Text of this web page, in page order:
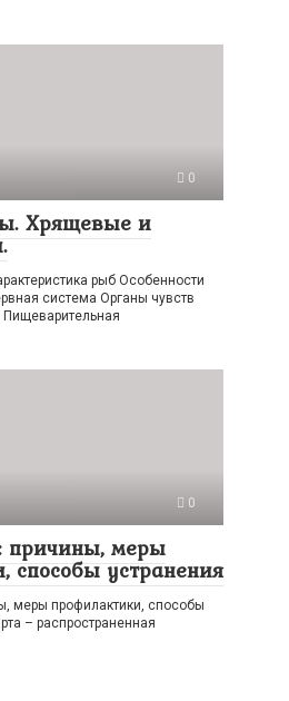
0
Хрящевые и
рыб Особенности
система Органы чувств
0
причины, меры
способы устранения
меры профилактики, способы
– распространенная